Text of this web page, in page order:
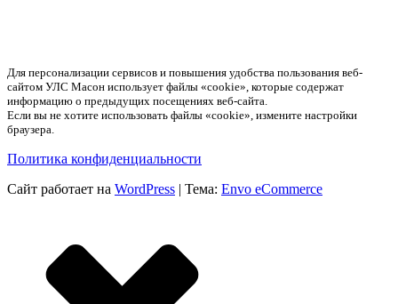
Для персонализации сервисов и повышения удобства пользования веб-
сайтом УЛС Масон использует файлы «cookie», которые содержат
информацию о предыдущих посещениях веб-сайта.
Если вы не хотите использовать файлы «cookie», измените настройки
браузера.
Политика конфиденциальности
Сайт работает на WordPress | Тема: Envo eCommerce